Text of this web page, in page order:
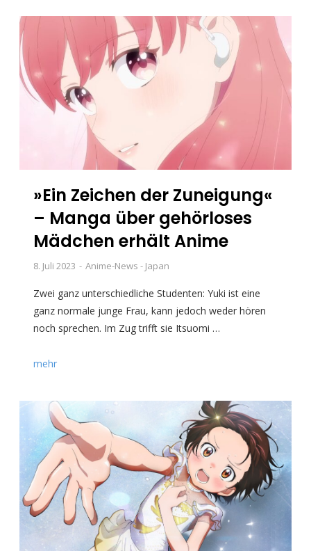
»Ein Zeichen der Zuneigung«
– Manga über gehörloses
Mädchen erhält Anime
8. Juli 2023 Anime-News - Japan
Zwei ganz unterschiedliche Studenten: Yuki ist eine
ganz normale junge Frau, kann jedoch weder hören
noch sprechen. Im Zug trifft sie Itsuomi …
mehr